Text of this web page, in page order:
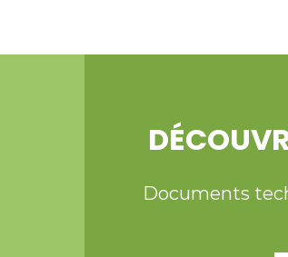
Documents